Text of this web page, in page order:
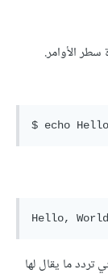
الأوامر.
تردد ما يقال لها